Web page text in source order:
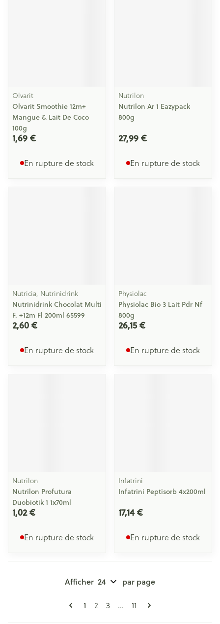
Olvarit
Olvarit Smoothie 12m+
Mangue & Lait De Coco
100g
1,69 €
En rupture de stock
Nutrilon
Nutrilon Ar 1 Eazypack
800g
27,99 €
En rupture de stock
Nutricia, Nutrinidrink
Nutrinidrink Chocolat Multi
F. +12m Fl 200ml 65599
2,60 €
En rupture de stock
Physiolac
Physiolac Bio 3 Lait Pdr Nf
800g
26,15 €
En rupture de stock
Nutrilon
Nutrilon Profutura
Duobiotik 1 1x70ml
1,02 €
En rupture de stock
Infatrini
Infatrini Peptisorb 4x200ml
17,14 €
En rupture de stock
Pages
Vous lisez actuellement la page
1 Page
2 Page
3 ... Page
11
Afficher par page